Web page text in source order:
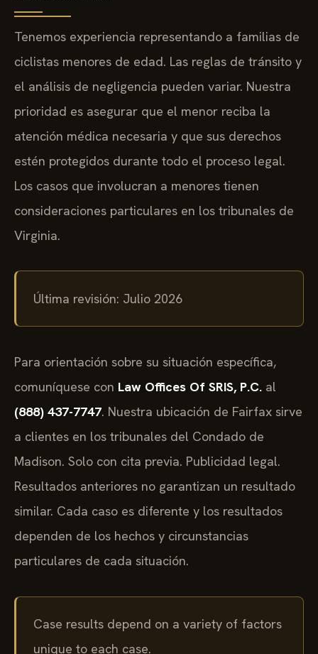
Tenemos experiencia representando a familias de
ciclistas menores de edad. Las reglas de tránsito y
el análisis de negligencia pueden variar. Nuestra
prioridad es asegurar que el menor reciba la
atención médica necesaria y que sus derechos
estén protegidos durante todo el proceso legal.
Los casos que involucran a menores tienen
consideraciones particulares en los tribunales de
Virginia.
Última revisión: Julio 2026
Para orientación sobre su situación específica,
comuníquese con Law Offices Of SRIS, P.C. al
(888) 437-7747 . Nuestra ubicación de Fairfax sirve
a clientes en los tribunales del Condado de
Madison. Solo con cita previa. Publicidad legal.
Resultados anteriores no garantizan un resultado
similar. Cada caso es diferente y los resultados
dependen de los hechos y circunstancias
particulares de cada situación.
Case results depend on a variety of factors
unique to each case.